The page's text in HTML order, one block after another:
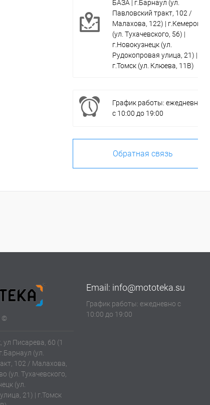
БАЗА | г.Барнаул (ул.
Павловский тракт, 102 /
Малахова, 122) | г.Кемерово
(ул. Тухачевского, 56) |
г.Новокузнецк (ул.
Рудокопровая улица, 21) |
г.Томск (ул. Клюева, 11В)
График работы: ежедневно
с 10:00 до 19:00
Обратная связь
©
ул Писарева, 60 (1
(ул.
102 / Малахова,
(ул. Тухачевского,
(ул.
21) | г.Томск
Email: info@mototeka.su
График работы: ежедневно с
10:00 до 19:00